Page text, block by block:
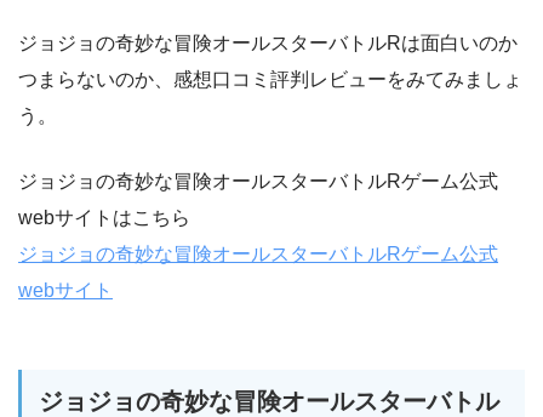
ジョジョの奇妙な冒険オールスターバトルRは面白いのか
つまらないのか、感想口コミ評判レビューをみてみましょ
う。
ジョジョの奇妙な冒険オールスターバトルRゲーム公式
webサイトはこちら
ジョジョの奇妙な冒険オールスターバトルRゲーム公式
webサイト
ジョジョの奇妙な冒険オールスターバトル